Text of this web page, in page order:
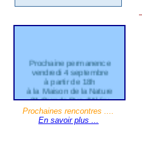
Prochaine permanence
vendredi 4 septembre
à partir de 18h
à la Maison de la Nature
21 Grande Rue d'Aléry
Cran Gevrier
Entrée gratuite
Prochaines rencontres ....
En savoir plus ...